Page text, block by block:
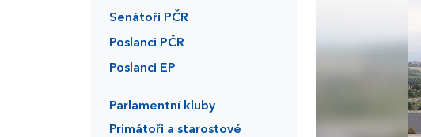
Senátoři PČR
Poslanci PČR
Poslanci EP
Parlamentní kluby
Primátoři a starostové